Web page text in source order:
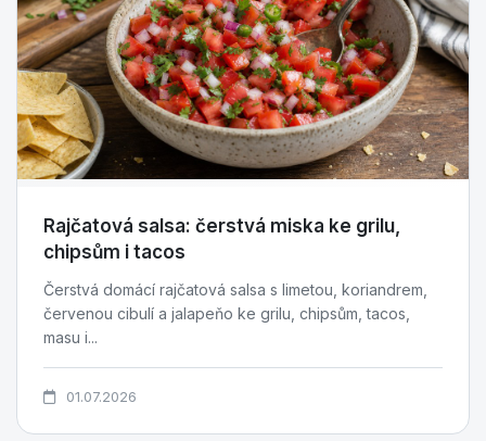
Rajčatová salsa: čerstvá miska ke grilu,
chipsům i tacos
Čerstvá domácí rajčatová salsa s limetou, koriandrem,
červenou cibulí a jalapeňo ke grilu, chipsům, tacos,
masu i...
01.07.2026